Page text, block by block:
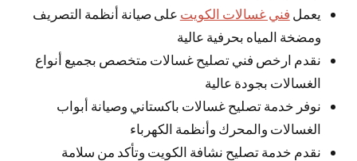
يعمل فني غسالات الكويت على صيانة أنظمة التصريف
ومضخة المياه بحرفية عالية
نقدم ارخص فني تصليح غسالات متخصص بجميع أنواع
الغسالات بجودة عالية
نوفر خدمة تصليح غسالات باكستاني وصيانة أبواب
الغسالات والمحرك وأنظمة الكهرباء
نقدم خدمة تصليح نشافة الكويت وتأكد من سلامة